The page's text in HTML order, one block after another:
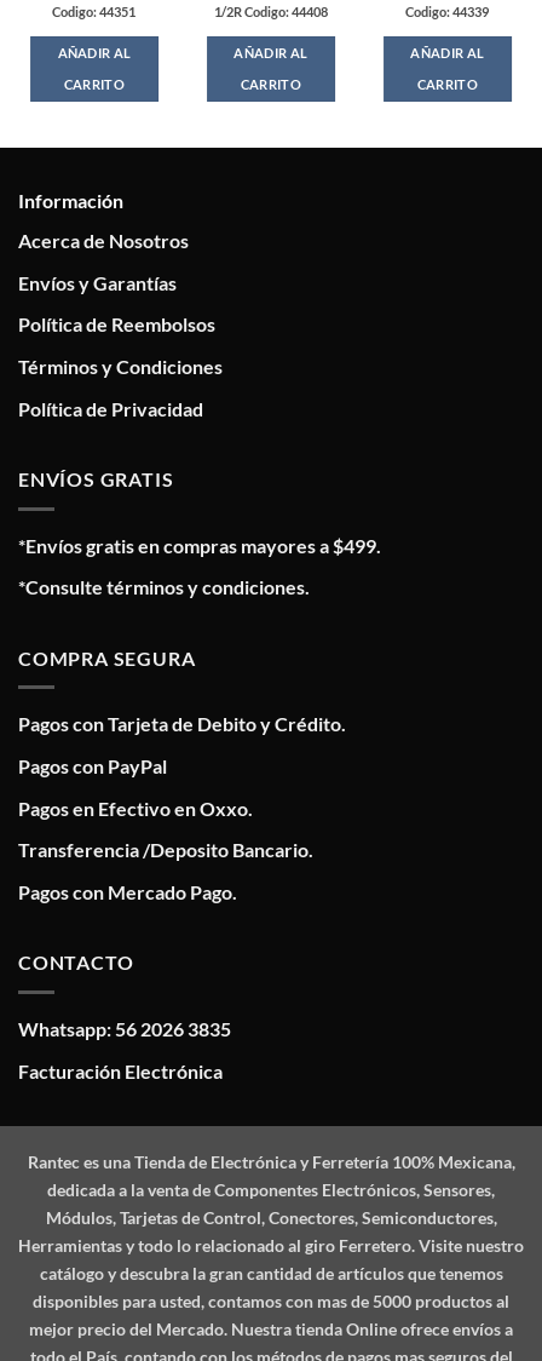
Codigo: 44351
AÑADIR AL
CARRITO
1/2R Codigo: 44408
AÑADIR AL
CARRITO
Codigo: 44339
AÑADIR AL
CARRITO
Información
Acerca de Nosotros
Envíos y Garantías
Política de Reembolsos
Términos y Condiciones
Política de Privacidad
ENVÍOS GRATIS
*Envíos gratis en compras mayores a $499.
*Consulte términos y condiciones.
COMPRA SEGURA
Pagos con Tarjeta de Debito y Crédito.
Pagos con PayPal
Pagos en Efectivo en Oxxo.
Transferencia /Deposito Bancario.
Pagos con Mercado Pago.
CONTACTO
Whatsapp: 56 2026 3835
Facturación Electrónica
Ranteces una Tienda de Electrónica y Ferretería 100% Mexicana,
dedicada a la venta de Componentes Electrónicos, Sensores,
Módulos, Tarjetas de Control, Conectores, Semiconductores,
Herramientas y todo lo relacionado al giro Ferretero. Visite nuestro
catálogo y descubra la gran cantidad de artículos que tenemos
disponibles para usted, contamos con mas de 5000 productos al
mejor precio del Mercado. Nuestra tienda Online ofrece envíos a
todo el País, contando con los métodos de pagos mas seguros del